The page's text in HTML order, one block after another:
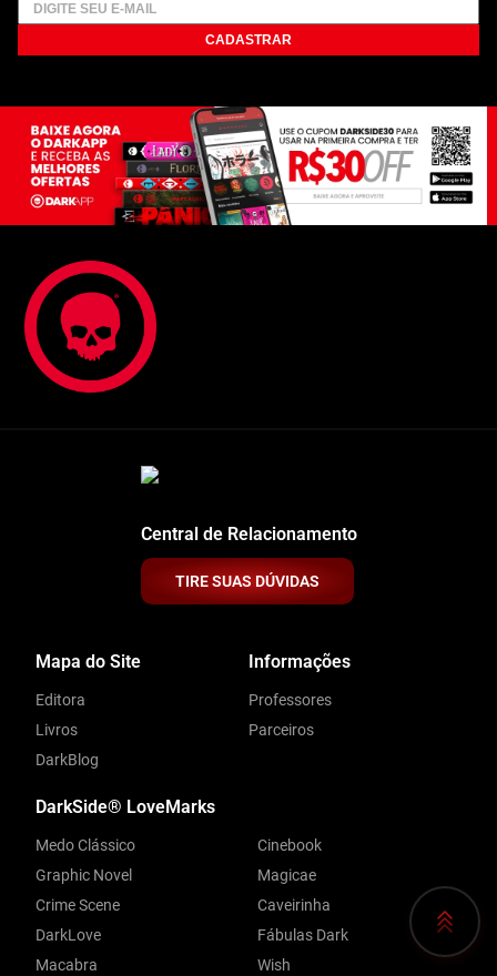
CADASTRAR
Central de Relacionamento
TIRE SUAS DÚVIDAS
Mapa do Site
Editora
Livros
DarkBlog
Informações
Professores
Parceiros
DarkSide® LoveMarks
Medo Clássico
Graphic Novel
Crime Scene
DarkLove
Macabra
Cinebook
Magicae
Caveirinha
Fábulas Dark
Wish